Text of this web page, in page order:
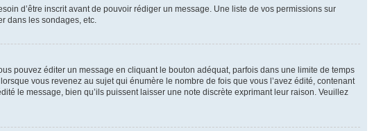
d’être inscrit avant de pouvoir rédiger un message. Une liste de vos permissions sur
dans les sondages, etc.
pouvez éditer un message en cliquant le bouton adéquat, parfois dans une limite de temps
vous revenez au sujet qui énumère le nombre de fois que vous l’avez édité, contenant
le message, bien qu’ils puissent laisser une note discrète exprimant leur raison. Veuillez